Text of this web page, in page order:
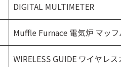
DIGITAL MULTIMETER
Muffle Furnace 電気炉 マッ
WIRELESS GUIDE ワイヤレ